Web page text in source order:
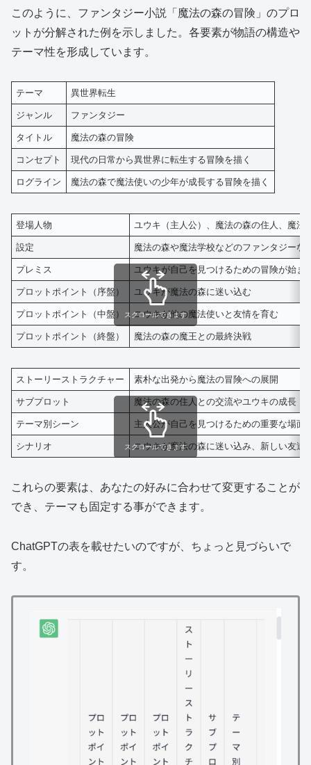
このように、ファンタジー小説「魔法の森の冒険」のプロ
ットが分解された例を示しました。各要素が物語の構造や
テーマ性を形成しています。
テーマ 異世界転生
ジャンル ファンタジー
タイトル 魔法の森の冒険
コンセプト 現代の日常から異世界に転生する冒険を描く
ログライン 魔法の森で魔法使いの少年が成長する冒険を描く
登場人物 ユウキ（主人公）、魔法の森の住人、魔法
設定 魔法の森や魔法学校などのファンタジーな
プレミス ユウキが自己を見つけるための冒険が始ま
プロットポイント（序盤） ユウキが魔法の森に迷い込む
プロットポイント（中盤） ユウキが他の魔法使いと友情を育む
プロットポイント（終盤） 魔法の森の魔王との最終決戦
スクロールできます
ストーリーストラクチャー 素朴な出発から魔法の冒険への展開
サブプロット 魔法の森の住人との交流やユウキの成長
テーマ別シーン 主人公が自己を見つけるための重要な場面
シナリオ ユウキが魔法の森に迷い込み、新しい友
スクロールできます
これらの要素は、あなたの好みに合わせて変更することが
でき、テーマも固定する事ができます。
ChatGPTの表を載せたいのですが、ちょっと見づらいで
す。